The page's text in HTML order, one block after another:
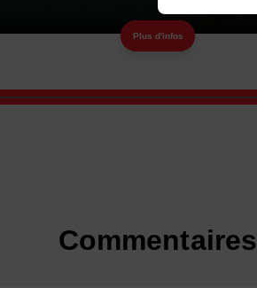
Plus d'infos
Commentaires